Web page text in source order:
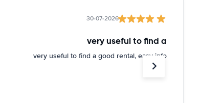
30-07-2026
very useful to find a
very useful to find a good rental, easy info